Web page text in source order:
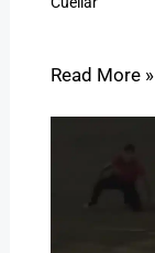
Read More »